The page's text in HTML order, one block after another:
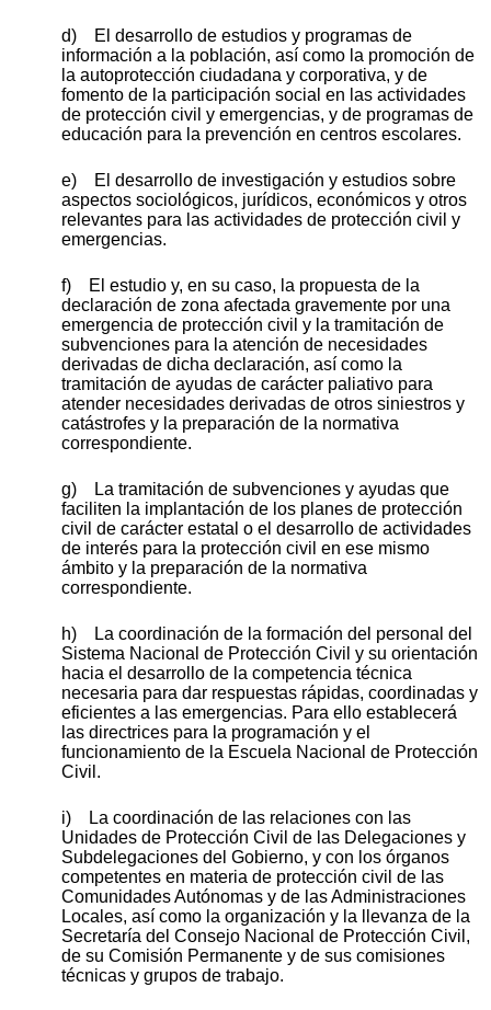
d) El desarrollo de estudios y programas de
información a la población, así como la promoción de
la autoprotección ciudadana y corporativa, y de
fomento de la participación social en las actividades
de protección civil y emergencias, y de programas de
educación para la prevención en centros escolares.
e) El desarrollo de investigación y estudios sobre
aspectos sociológicos, jurídicos, económicos y otros
relevantes para las actividades de protección civil y
emergencias.
f) El estudio y, en su caso, la propuesta de la
declaración de zona afectada gravemente por una
emergencia de protección civil y la tramitación de
subvenciones para la atención de necesidades
derivadas de dicha declaración, así como la
tramitación de ayudas de carácter paliativo para
atender necesidades derivadas de otros siniestros y
catástrofes y la preparación de la normativa
correspondiente.
g) La tramitación de subvenciones y ayudas que
faciliten la implantación de los planes de protección
civil de carácter estatal o el desarrollo de actividades
de interés para la protección civil en ese mismo
ámbito y la preparación de la normativa
correspondiente.
h) La coordinación de la formación del personal del
Sistema Nacional de Protección Civil y su orientación
hacia el desarrollo de la competencia técnica
necesaria para dar respuestas rápidas, coordinadas y
eficientes a las emergencias. Para ello establecerá
las directrices para la programación y el
funcionamiento de la Escuela Nacional de Protección
Civil.
i) La coordinación de las relaciones con las
Unidades de Protección Civil de las Delegaciones y
Subdelegaciones del Gobierno, y con los órganos
competentes en materia de protección civil de las
Comunidades Autónomas y de las Administraciones
Locales, así como la organización y la llevanza de la
Secretaría del Consejo Nacional de Protección Civil,
de su Comisión Permanente y de sus comisiones
técnicas y grupos de trabajo.